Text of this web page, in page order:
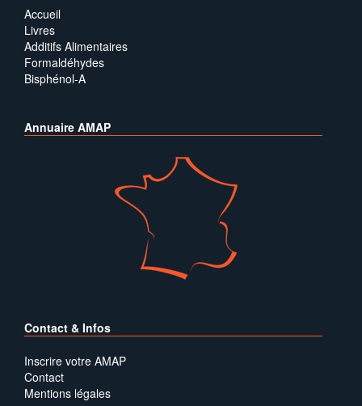
Accueil
Livres
Additifs Alimentaires
Formaldéhydes
Bisphénol-A
Annuaire AMAP
Contact & Infos
Inscrire votre AMAP
Contact
Mentions légales